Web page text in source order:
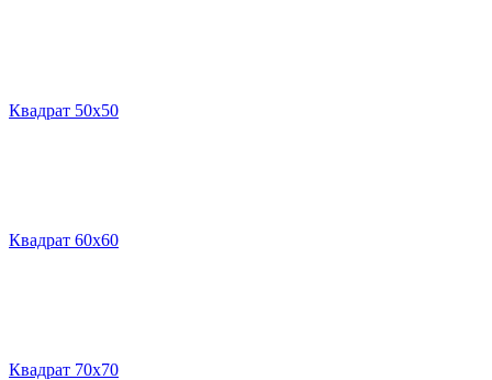
Квадрат 50х50
Квадрат 60х60
Квадрат 70х70